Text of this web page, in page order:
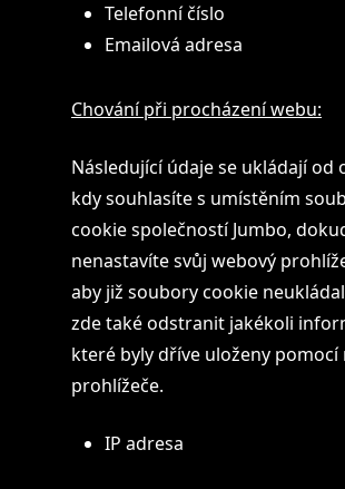
Telefonní číslo
Emailová adresa
Chování při procházení webu:
Následující údaje se ukládají od
kdy souhlasíte s umístěním
cookie společností Jumbo,
nenastavíte svůj webový
aby již soubory cookie
zde také odstranit jakékoli
které byly dříve uloženy pomocí
prohlížeče.
IP adresa